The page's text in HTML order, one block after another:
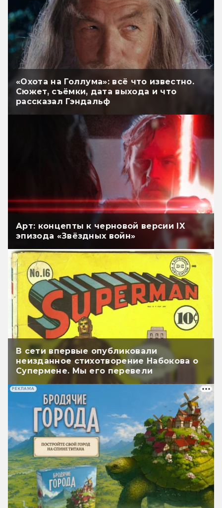
«Охота на Голлума»: всё что известно.
Сюжет, съёмки, дата выхода и что
рассказал Гэндальф
Арт: концепты к черновой версии IX
эпизода «Звёздных войн»
В сети впервые опубликовали
неизданное стихотворение Набокова о
Супермене. Мы его перевели
РЕКЛАМА